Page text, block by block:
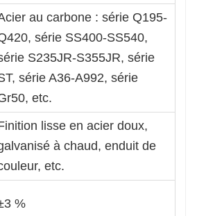
au carbone : série Q195-
série SS400-SS540,
S235JR-S355JR, série
série A36-A992, série
etc.
lisse en acier doux,
à chaud, enduit de
etc.
%